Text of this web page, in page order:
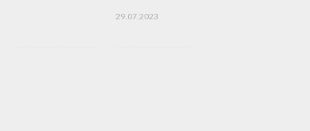
29.07.2023